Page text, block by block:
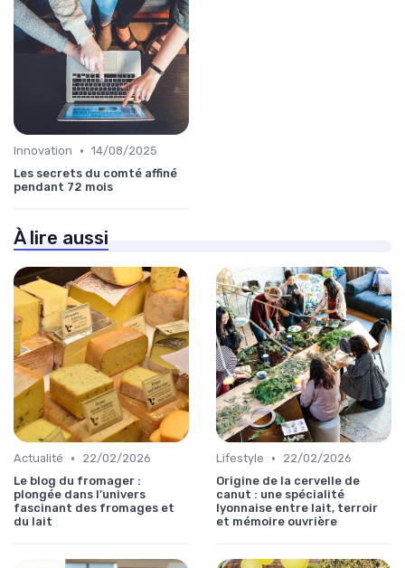
Innovation • 14/08/2025
Les secrets du comté affiné
pendant 72 mois
À lire aussi
Actualité •
22/02/2026
Le blog du fromager :
plongée dans l’univers
fascinant des fromages et
du lait
Lifestyle •
22/02/2026
Origine de la cervelle de
canut : une spécialité
lyonnaise entre lait, terroir
et mémoire ouvrière